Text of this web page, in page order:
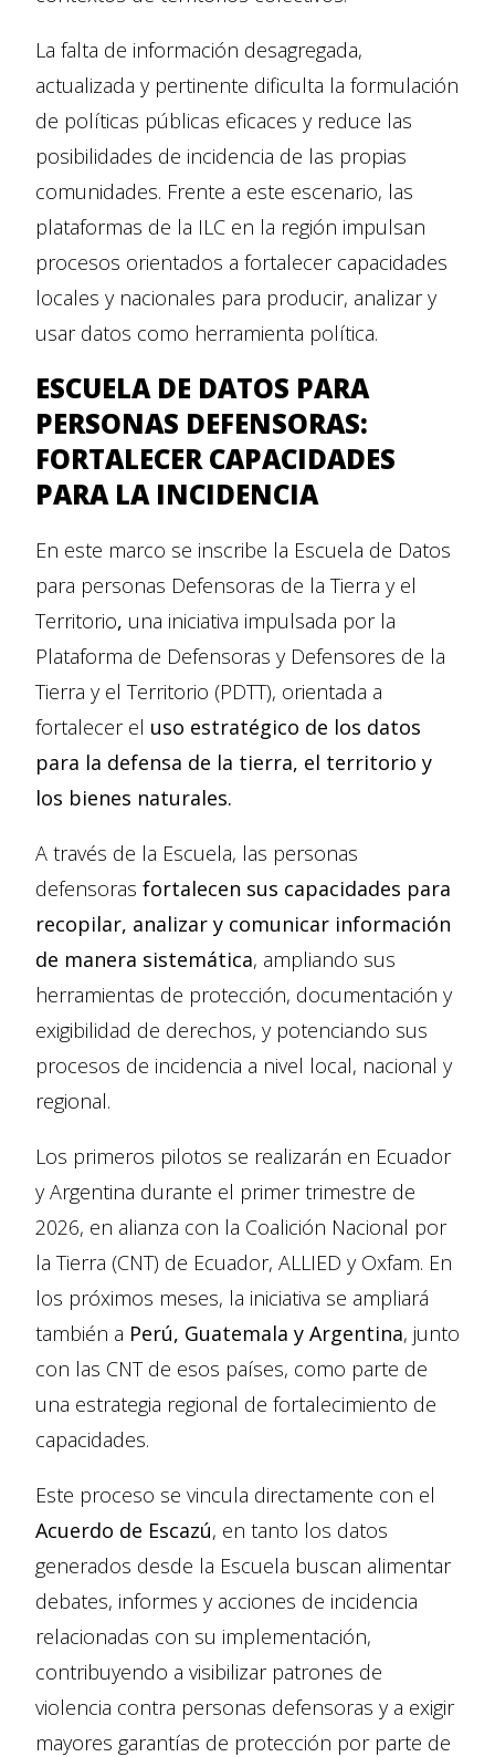
La falta de información desagregada,
actualizada y pertinente dificulta la formulación
de políticas públicas eficaces y reduce las
posibilidades de incidencia de las propias
comunidades. Frente a este escenario, las
plataformas de la ILC en la región impulsan
procesos orientados a fortalecer capacidades
locales y nacionales para producir, analizar y
usar datos como herramienta política.
ESCUELA DE DATOS PARA
PERSONAS DEFENSORAS:
FORTALECER CAPACIDADES
PARA LA INCIDENCIA
En este marco se inscribe la Escuela de Datos
para personas Defensoras de la Tierra y el
Territorio, una iniciativa impulsada por la
Plataforma de Defensoras y Defensores de la
Tierra y el Territorio (PDTT), orientada a
fortalecer el uso estratégico de los datos
para la defensa de la tierra, el territorio y
los bienes naturales.
A través de la Escuela, las personas
defensoras fortalecen sus capacidades para
recopilar, analizar y comunicar información
de manera sistemática, ampliando sus
herramientas de protección, documentación y
exigibilidad de derechos, y potenciando sus
procesos de incidencia a nivel local, nacional y
regional.
Los primeros pilotos se realizarán en Ecuador
y Argentina durante el primer trimestre de
2026, en alianza con la Coalición Nacional por
la Tierra (CNT) de Ecuador, ALLIED y Oxfam. En
los próximos meses, la iniciativa se ampliará
también a Perú, Guatemala y Argentina, junto
con las CNT de esos países, como parte de
una estrategia regional de fortalecimiento de
capacidades.
Este proceso se vincula directamente con el
Acuerdo de Escazú, en tanto los datos
generados desde la Escuela buscan alimentar
debates, informes y acciones de incidencia
relacionadas con su implementación,
contribuyendo a visibilizar patrones de
violencia contra personas defensoras y a exigir
mayores garantías de protección por parte de